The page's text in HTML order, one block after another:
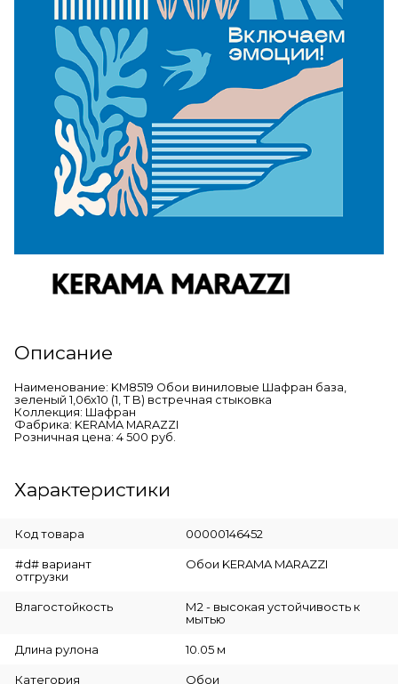
Описание
Наименование: KM8519 Обои виниловые Шафран база,
зеленый 1,06х10 (1, Т B) встречная стыковка
Коллекция: Шафран
Фабрика: KERAMA MARAZZI
Розничная цена: 4 500 руб.
Характеристики
Код товара 00000146452
#d# вариант
отгрузки
Обои KERAMA MARAZZI
Влагостойкость
М2 - высокая устойчивость к
мытью
Длина рулона 10.05 м
Категория Обои